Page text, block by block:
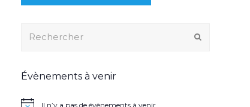
Évènements à venir
Il n’y a pas de évènements à venir.